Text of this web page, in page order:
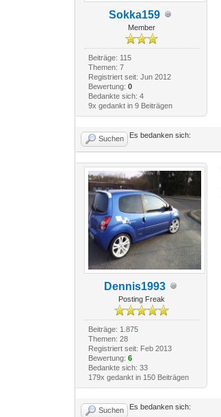
Sokka159
Member
Beiträge: 115
Themen: 7
Registriert seit: Jun 2012
Bewertung: 0
Bedankte sich: 4
9x gedankt in 9 Beiträgen
Suchen Es bedanken sich:
Dennis1993
Posting Freak
Beiträge: 1.875
Themen: 28
Registriert seit: Feb 2013
Bewertung: 6
Bedankte sich: 33
179x gedankt in 150 Beiträgen
Suchen Es bedanken sich: